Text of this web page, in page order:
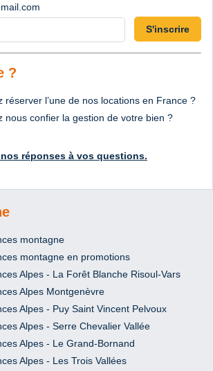
S'inscrire
?
réserver l’une de nos locations en France ?
nous confier la gestion de votre bien ?
réponses à vos questions.
montagne
montagne en promotions
Alpes - La Forêt Blanche Risoul-Vars
Alpes Montgenèvre
Alpes - Puy Saint Vincent Pelvoux
Alpes - Serre Chevalier Vallée
Alpes - Le Grand-Bornand
Alpes - Les Trois Vallées